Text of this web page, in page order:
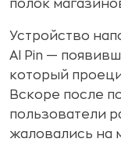
полок
Устройство
AI Pin —
который
Вскоре после
пользователи
жаловались на